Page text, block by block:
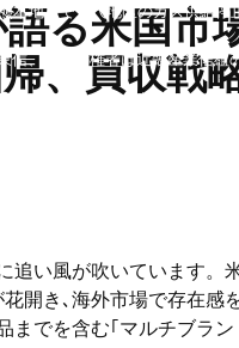
熊本地震で八代地区のガス供給
信、最大債権者は近畿産業信
る米国市
、買収戦
追い風が吹いています。
開き､海外市場で存在感
でを含む｢マルチブラン